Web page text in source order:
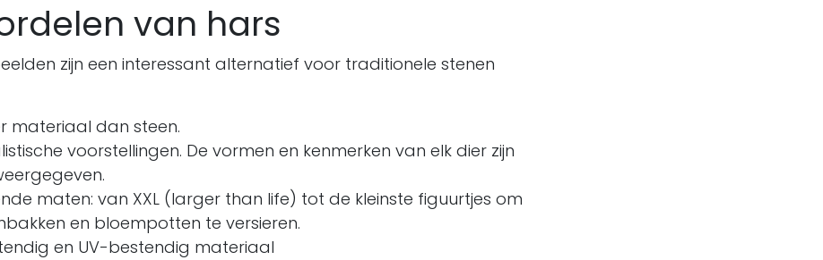
van hars
zijn een interessant alternatief voor traditionele stenen
materiaal dan steen.
voorstellingen. De vormen en kenmerken van elk dier zijn
maten: van XXL (larger than life) tot de kleinste figuurtjes om
en bloempotten te versieren.
en UV-bestendig materiaal